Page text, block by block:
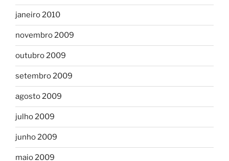
janeiro 2010
novembro 2009
outubro 2009
setembro 2009
agosto 2009
julho 2009
junho 2009
maio 2009